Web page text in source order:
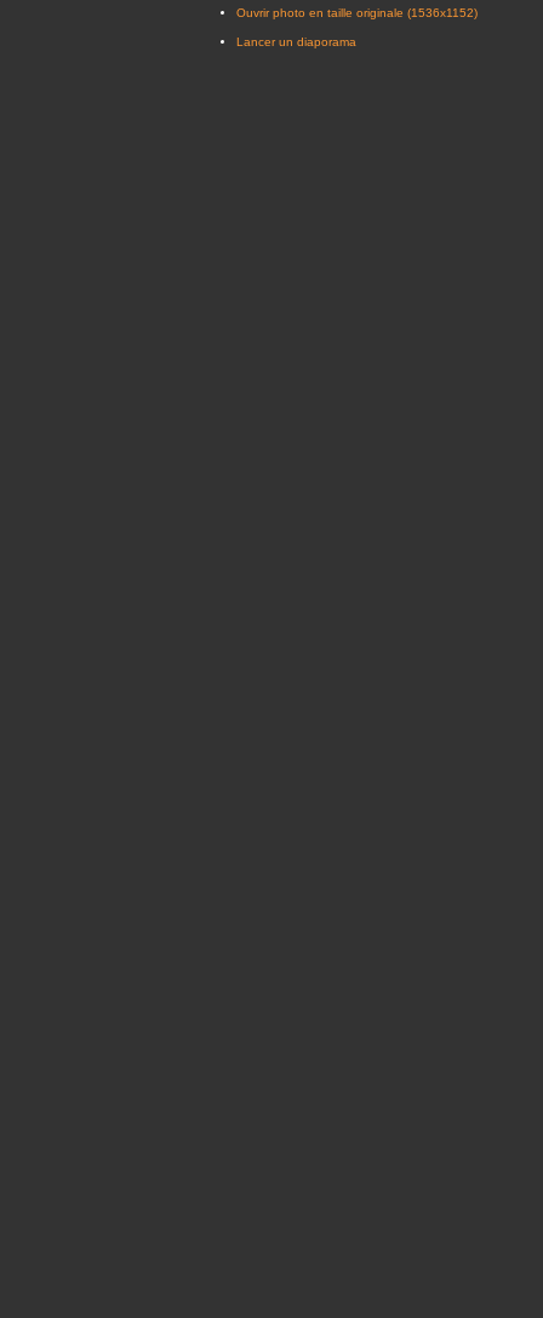
Ouvrir photo en taille originale (1536x1152)
Lancer un diaporama